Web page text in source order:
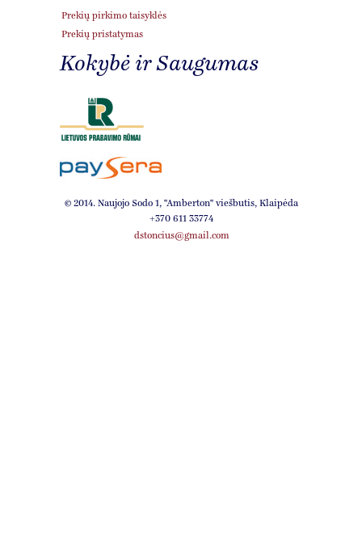
Prekių pirkimo taisyklės
Prekių pristatymas
Kokybė ir Saugumas
© 2014. Naujojo Sodo 1, ''Amberton'' viešbutis, Klaipėda
+370 611 33774
dstoncius@gmail.com